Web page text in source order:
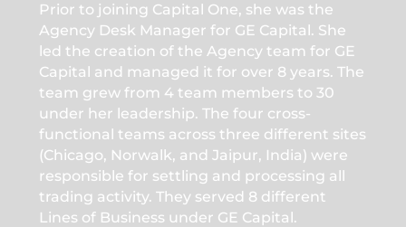
Prior to joining Capital One, she was the
Agency Desk Manager for GE Capital. She
led the creation of the Agency team for GE
Capital and managed it for over 8 years. The
team grew from 4 team members to 30
under her leadership. The four cross-
functional teams across three different sites
(Chicago, Norwalk, and Jaipur, India) were
responsible for settling and processing all
trading activity. They served 8 different
Lines of Business under GE Capital.